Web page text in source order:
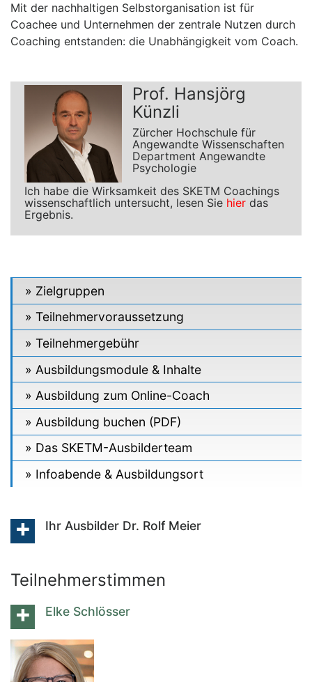
Mit der nachhaltigen Selbstorganisation ist für
Coachee und Unternehmen der zentrale Nutzen durch
Coaching entstanden: die Unabhängigkeit vom Coach.
Prof. Hansjörg
Künzli
Zürcher Hochschule für
Angewandte Wissenschaften
Department Angewandte
Psychologie
Ich habe die Wirksamkeit des SKETM Coachings
wissenschaftlich untersucht, lesen Sie hier das
Ergebnis.
Zielgruppen
Teilnehmervoraussetzung
Teilnehmergebühr
Ausbildungsmodule & Inhalte
Ausbildung zum Online-Coach
Ausbildung buchen (PDF)
Das SKETM-Ausbilderteam
Infoabende & Ausbildungsort
Ihr Ausbilder Dr. Rolf Meier
Teilnehmerstimmen
Elke Schlösser